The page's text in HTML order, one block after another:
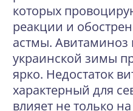
которых
реакции и
астмы. Авитаминоз
украинской зимы
ярко. Недостаток
характерный для
влияет не только